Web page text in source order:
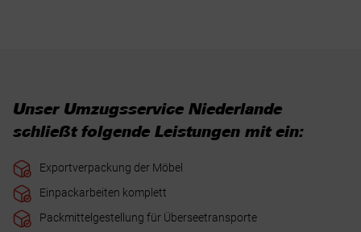
Unser Umzugsservice Niederlande
schließt folgende Leistungen mit ein:
Exportverpackung der Möbel
Einpackarbeiten komplett
Packmittelgestellung für Überseetransporte